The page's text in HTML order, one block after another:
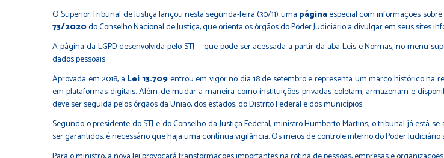
O Superior Tribunal de Justiça lançou nesta segunda-feira (30/11) uma páginaespecial com informações sobre
73/2020do Conselho Nacional de Justiça, que orienta os órgãos do Poder Judiciário a divulgar em seus sites
A página da LGPD desenvolvida pelo STJ — que pode ser acessada a partir da aba Leis e Normas, no menu
dados pessoais.
Aprovada em 2018, a Lei 13.709entrou em vigor no dia 18 de setembro e representa um marco histórico na
em plataformas digitais. Além de mudar a maneira como instituições privadas coletam, armazenam e
deve ser seguida pelos órgãos da União, dos estados, do Distrito Federal e dos municípios.
Segundo o presidente do STJ e do Conselho da Justiça Federal, ministro Humberto Martins, o tribunal já está
ser garantidos, é necessário que haja uma contínua vigilância. Os meios de controle interno do Poder